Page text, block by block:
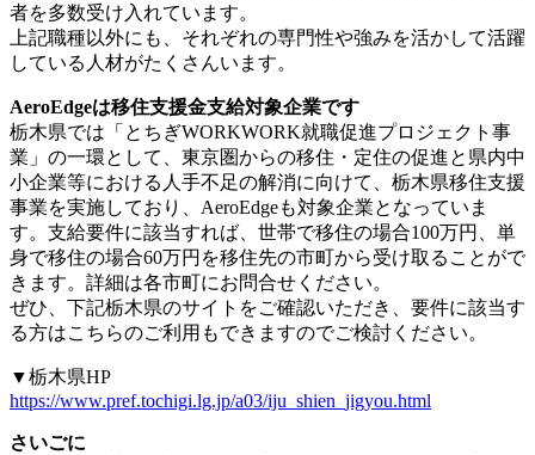
者を多数受け入れています。
上記職種以外にも、それぞれの専門性や強みを活かして活躍
している人材がたくさんいます。
AeroEdgeは移住支援金支給対象企業です
栃木県では「とちぎWORKWORK就職促進プロジェクト事
業」の一環として、東京圏からの移住・定住の促進と県内中
小企業等における人手不足の解消に向けて、栃木県移住支援
事業を実施しており、AeroEdgeも対象企業となっていま
す。支給要件に該当すれば、世帯で移住の場合100万円、単
身で移住の場合60万円を移住先の市町から受け取ることがで
きます。詳細は各市町にお問合せください。
ぜひ、下記栃木県のサイトをご確認いただき、要件に該当す
る方はこちらのご利用もできますのでご検討ください。
▼栃木県HP
https://www.pref.tochigi.lg.jp/a03/iju_shien_jigyou.html
さいごに